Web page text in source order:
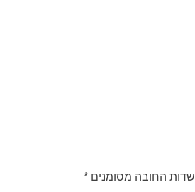
שדות החובה מסומנים *